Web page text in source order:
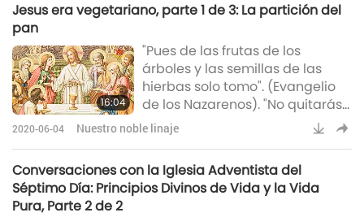
culpa. Yo no lo veo así.
Jesus era vegetariano, parte 1 de 3: La partición del
pan
16:04
"Pues de las frutas de los
árboles y las semillas de las
hierbas solo tomo". (Evangelio
de los Nazarenos). "No quitarás
la vida de ninguna criatura
para tu placer, ni para tu
(Lección XLVI, 10)
2020-06-04 Nuestro noble linaje
Conversaciones con la Iglesia Adventista del
Séptimo Día: Principios Divinos de Vida y la Vida
Pura, Parte 2 de 2